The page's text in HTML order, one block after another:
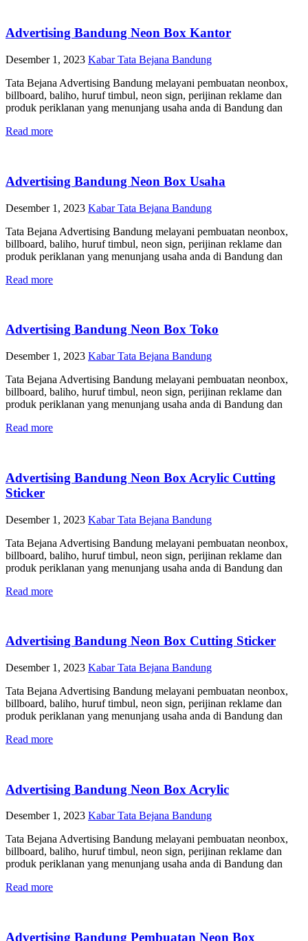
Advertising Bandung Neon Box Kantor
Desember 1, 2023 Kabar Tata Bejana Bandung
Tata Bejana Advertising Bandung melayani pembuatan neonbox,
billboard, baliho, huruf timbul, neon sign, perijinan reklame dan
produk periklanan yang menunjang usaha anda di Bandung dan
Read more
Advertising Bandung Neon Box Usaha
Desember 1, 2023 Kabar Tata Bejana Bandung
Tata Bejana Advertising Bandung melayani pembuatan neonbox,
billboard, baliho, huruf timbul, neon sign, perijinan reklame dan
produk periklanan yang menunjang usaha anda di Bandung dan
Read more
Advertising Bandung Neon Box Toko
Desember 1, 2023 Kabar Tata Bejana Bandung
Tata Bejana Advertising Bandung melayani pembuatan neonbox,
billboard, baliho, huruf timbul, neon sign, perijinan reklame dan
produk periklanan yang menunjang usaha anda di Bandung dan
Read more
Advertising Bandung Neon Box Acrylic Cutting
Sticker
Desember 1, 2023 Kabar Tata Bejana Bandung
Tata Bejana Advertising Bandung melayani pembuatan neonbox,
billboard, baliho, huruf timbul, neon sign, perijinan reklame dan
produk periklanan yang menunjang usaha anda di Bandung dan
Read more
Advertising Bandung Neon Box Cutting Sticker
Desember 1, 2023 Kabar Tata Bejana Bandung
Tata Bejana Advertising Bandung melayani pembuatan neonbox,
billboard, baliho, huruf timbul, neon sign, perijinan reklame dan
produk periklanan yang menunjang usaha anda di Bandung dan
Read more
Advertising Bandung Neon Box Acrylic
Desember 1, 2023 Kabar Tata Bejana Bandung
Tata Bejana Advertising Bandung melayani pembuatan neonbox,
billboard, baliho, huruf timbul, neon sign, perijinan reklame dan
produk periklanan yang menunjang usaha anda di Bandung dan
Read more
Advertising Bandung Pembuatan Neon Box